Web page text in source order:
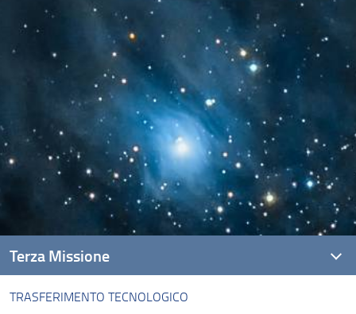
TRASFERIMENTO TECNOLOGICO
Terza Missione
Introduzione